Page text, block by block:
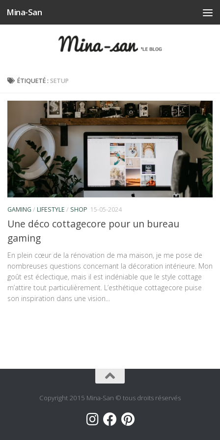
Skip to content
Mina-San
ÉTIQUETÉ :SETUP
GAMING / LIFESTYLE / SHOP 15-05-2024
Une déco cottagecore pour un bureau
gaming
En plein cœur de la rénovation de ma maison, je me pose de
nombreuses questions concernant la décoration intérieure. Mon
goût est éclectique, mais il est indéniable que le style cottage
m’attire tout particulièrement. L’esthétique cottagecore puise
son inspiration dans une vision...
Copyright 2015 Mina-San © tous droits réservés